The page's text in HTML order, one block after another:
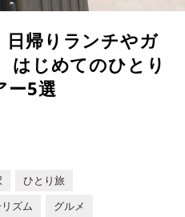
日帰りランチやガ
はじめてのひとり
ー5選
ひとり旅
ズム
グルメ